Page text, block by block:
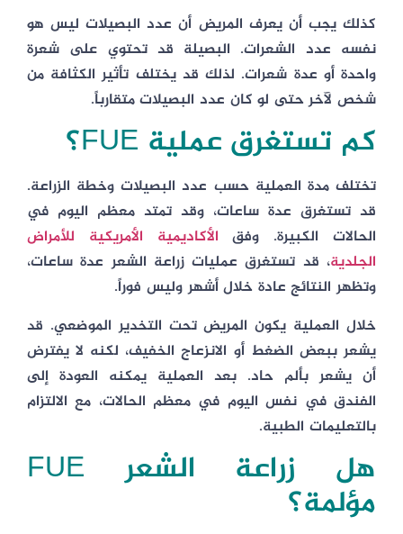
كذلك يجب أن يعرف المريض أن عدد البصيلات ليس هو
نفسه عدد الشعرات. البصيلة قد تحتوي على شعرة
واحدة أو عدة شعرات. لذلك قد يختلف تأثير الكثافة من
شخص لآخر حتى لو كان عدد البصيلات متقارباً.
كم تستغرق عملية FUE؟
تختلف مدة العملية حسب عدد البصيلات وخطة الزراعة.
قد تستغرق عدة ساعات، وقد تمتد معظم اليوم في
الحالات الكبيرة. وفق الأكاديمية الأمريكية للأمراض
الجلدية، قد تستغرق عمليات زراعة الشعر عدة ساعات،
وتظهر النتائج عادة خلال أشهر وليس فوراً.
خلال العملية يكون المريض تحت التخدير الموضعي. قد
يشعر ببعض الضغط أو الانزعاج الخفيف، لكنه لا يفترض
أن يشعر بألم حاد. بعد العملية يمكنه العودة إلى
الفندق في نفس اليوم في معظم الحالات، مع الالتزام
بالتعليمات الطبية.
هل زراعة الشعر FUE
مؤلمة؟